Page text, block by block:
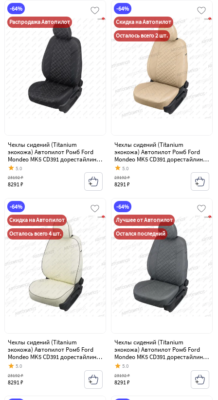
-64%
Распродажа Автопилот
Чехлы сидений (Titanium
экокожа) Автопилот Ромб Ford
Mondeo MK5 CD391 дорестайлинг
седан (2014-2018)
5.0
8291 ₽
23192 ₽
-64%
Скидка на Автопилот
Осталось всего 2 шт.
Чехлы сидений (Titanium
экокожа) Автопилот Ромб Ford
Mondeo MK5 CD391 дорестайлинг
седан (2014-2018)
5.0
8291 ₽
23192 ₽
-64%
Скидка на Автопилот
Осталось всего 4 шт.
Чехлы сидений (Titanium
экокожа) Автопилот Ромб Ford
Mondeo MK5 CD391 дорестайлинг
седан (2014-2018)
5.0
8291 ₽
23192 ₽
-64%
Лучшее от Автопилот
Остался последний
Чехлы сидений (Titanium
экокожа) Автопилот Ромб Ford
Mondeo MK5 CD391 дорестайлинг
седан (2014-2018)
5.0
8291 ₽
23192 ₽